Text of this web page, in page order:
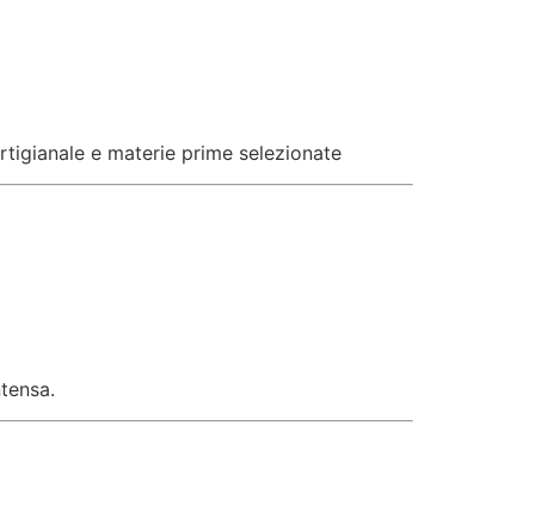
e materie prime selezionate